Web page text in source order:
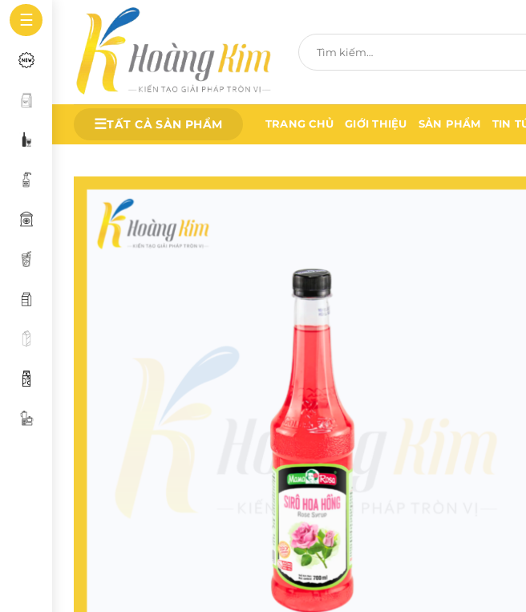
Bỏ
qua
dung
Tìm
kiếm:
☰TẤT CẢ SẢN PHẨM TRANG CHỦ GIỚI THIỆU SẢN PHẨM TIN
☰